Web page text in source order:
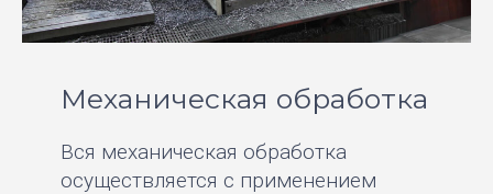
Механическая обработка
Вся механическая обработка
осуществляется с применением